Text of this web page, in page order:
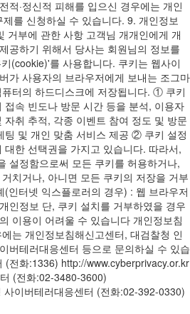
적·정신적 피해를 입으신 경우에는 개인
를 신청하실 수 있습니다. 9. 개인정보
거부에 관한 사항 고객님 개개인에게 개
공하기 위해서 당사는 회원님의 정보를
(cookie)'를 사용합니다. 쿠키는 웹사이
가 사용자의 브라우저에게 보내는 조그마
터의 하드디스크에 저장됩니다. ① 쿠키
속 빈도나 방문 시간 등을 분석, 이용자
취 추적, 각종 이벤트 참여 정도 및 방문
팅 및 개인 맞춤 서비스 제공 ② 쿠키 설정
한 선택권을 가지고 있습니다. 따라서,
설정함으로써 모든 쿠키를 허용하거나,
치거나, 아니면 모든 쿠키의 저장을 거부
인터넷 익스플로러의 경우) : 웹 브라우저
인정보 단, 쿠키 설치를 거부하였을 경우
이용이 어려울 수 있습니다 개인정보침
는 개인정보침해신고센터, 대검찰청 인
버테러대응센터 등으로 문의하실 수 있습
(전화:1336) http://www.cyberprivacy.or.kr
(전화:02-3480-3600)
이버테러대응센터 (전화:02-392-0330)